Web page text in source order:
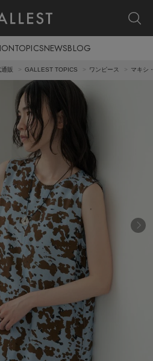
TOPICSNEWSBLOG
販 GALLEST TOPICS ワンピース マキシ